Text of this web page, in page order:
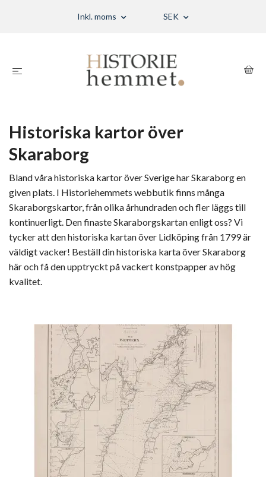
Inkl. moms SEK
Historiska kartor över
Skaraborg
Bland vårahistoriska kartoröver Sverige har Skaraborg en
given plats. I Historiehemmets webbutik finns många
Skaraborgskartor, från olika århundraden och fler läggs till
kontinuerligt. Den finaste Skaraborgskartan enligt oss? Vi
tycker att den historiska kartan över Lidköping från 1799 är
väldigt vacker! Beställ din historiska karta över Skaraborg
här och få den upptryckt på vackert konstpapper av hög
kvalitet.